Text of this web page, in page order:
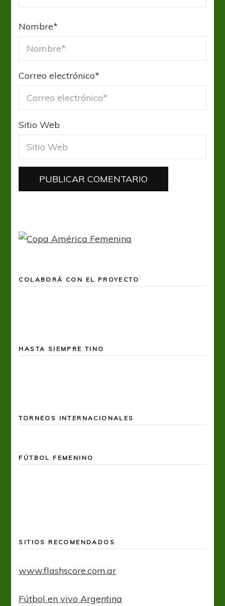
Nombre*
Correo electrónico*
Sitio Web
COLABORÁ CON EL PROYECTO
HASTA SIEMPRE TINO
TORNEOS INTERNACIONALES
FÚTBOL FEMENINO
SITIOS RECOMENDADOS
www.flashscore.com.ar
Fútbol en vivo Argentina